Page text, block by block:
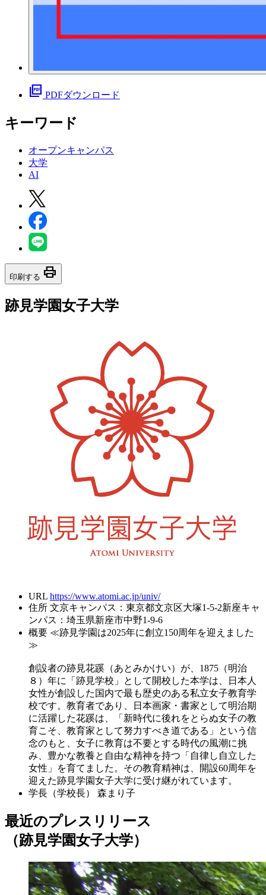
picture_as_pdf PDFダウンロード
キーワード
オープンキャンパス
大学
AI
印刷する print
跡見学園女子大学
URL https://www.atomi.ac.jp/univ/
住所 文京キャンパス：東京都文京区大塚1-5-2新座キャ
ンパス：埼玉県新座市中野1-9-6
概要 ≪跡見学園は2025年に創立150周年を迎えました
≫
創設者の跡見花蹊（あとみかけい）が、1875（明治
８）年に「跡見学校」として開校した本学は、日本人
女性が創設した国内で最も歴史のある私立女子教育学
校です。教育者であり、日本画家・書家として明治期
に活躍した花蹊は、「新時代に後れをとらぬ女子の教
育こそ、教育家として努力すべき道である」という信
念のもと、女子に教育は不要とする時代の風潮に挑
み、豊かな教養と自由な精神を持つ「自律し自立した
女性」を育てました。その教育精神は、開設60周年を
迎えた跡見学園女子大学に受け継がれています。
学長（学校長）
森まり子
最近のプレスリリース
（跡見学園女子大学）